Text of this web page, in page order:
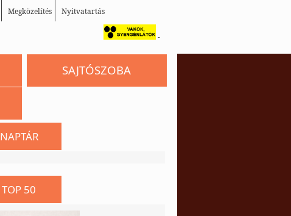
Megközelítés Nyitvatartás
-
SAJTÓSZOBA
NAPTÁR
TOP 50